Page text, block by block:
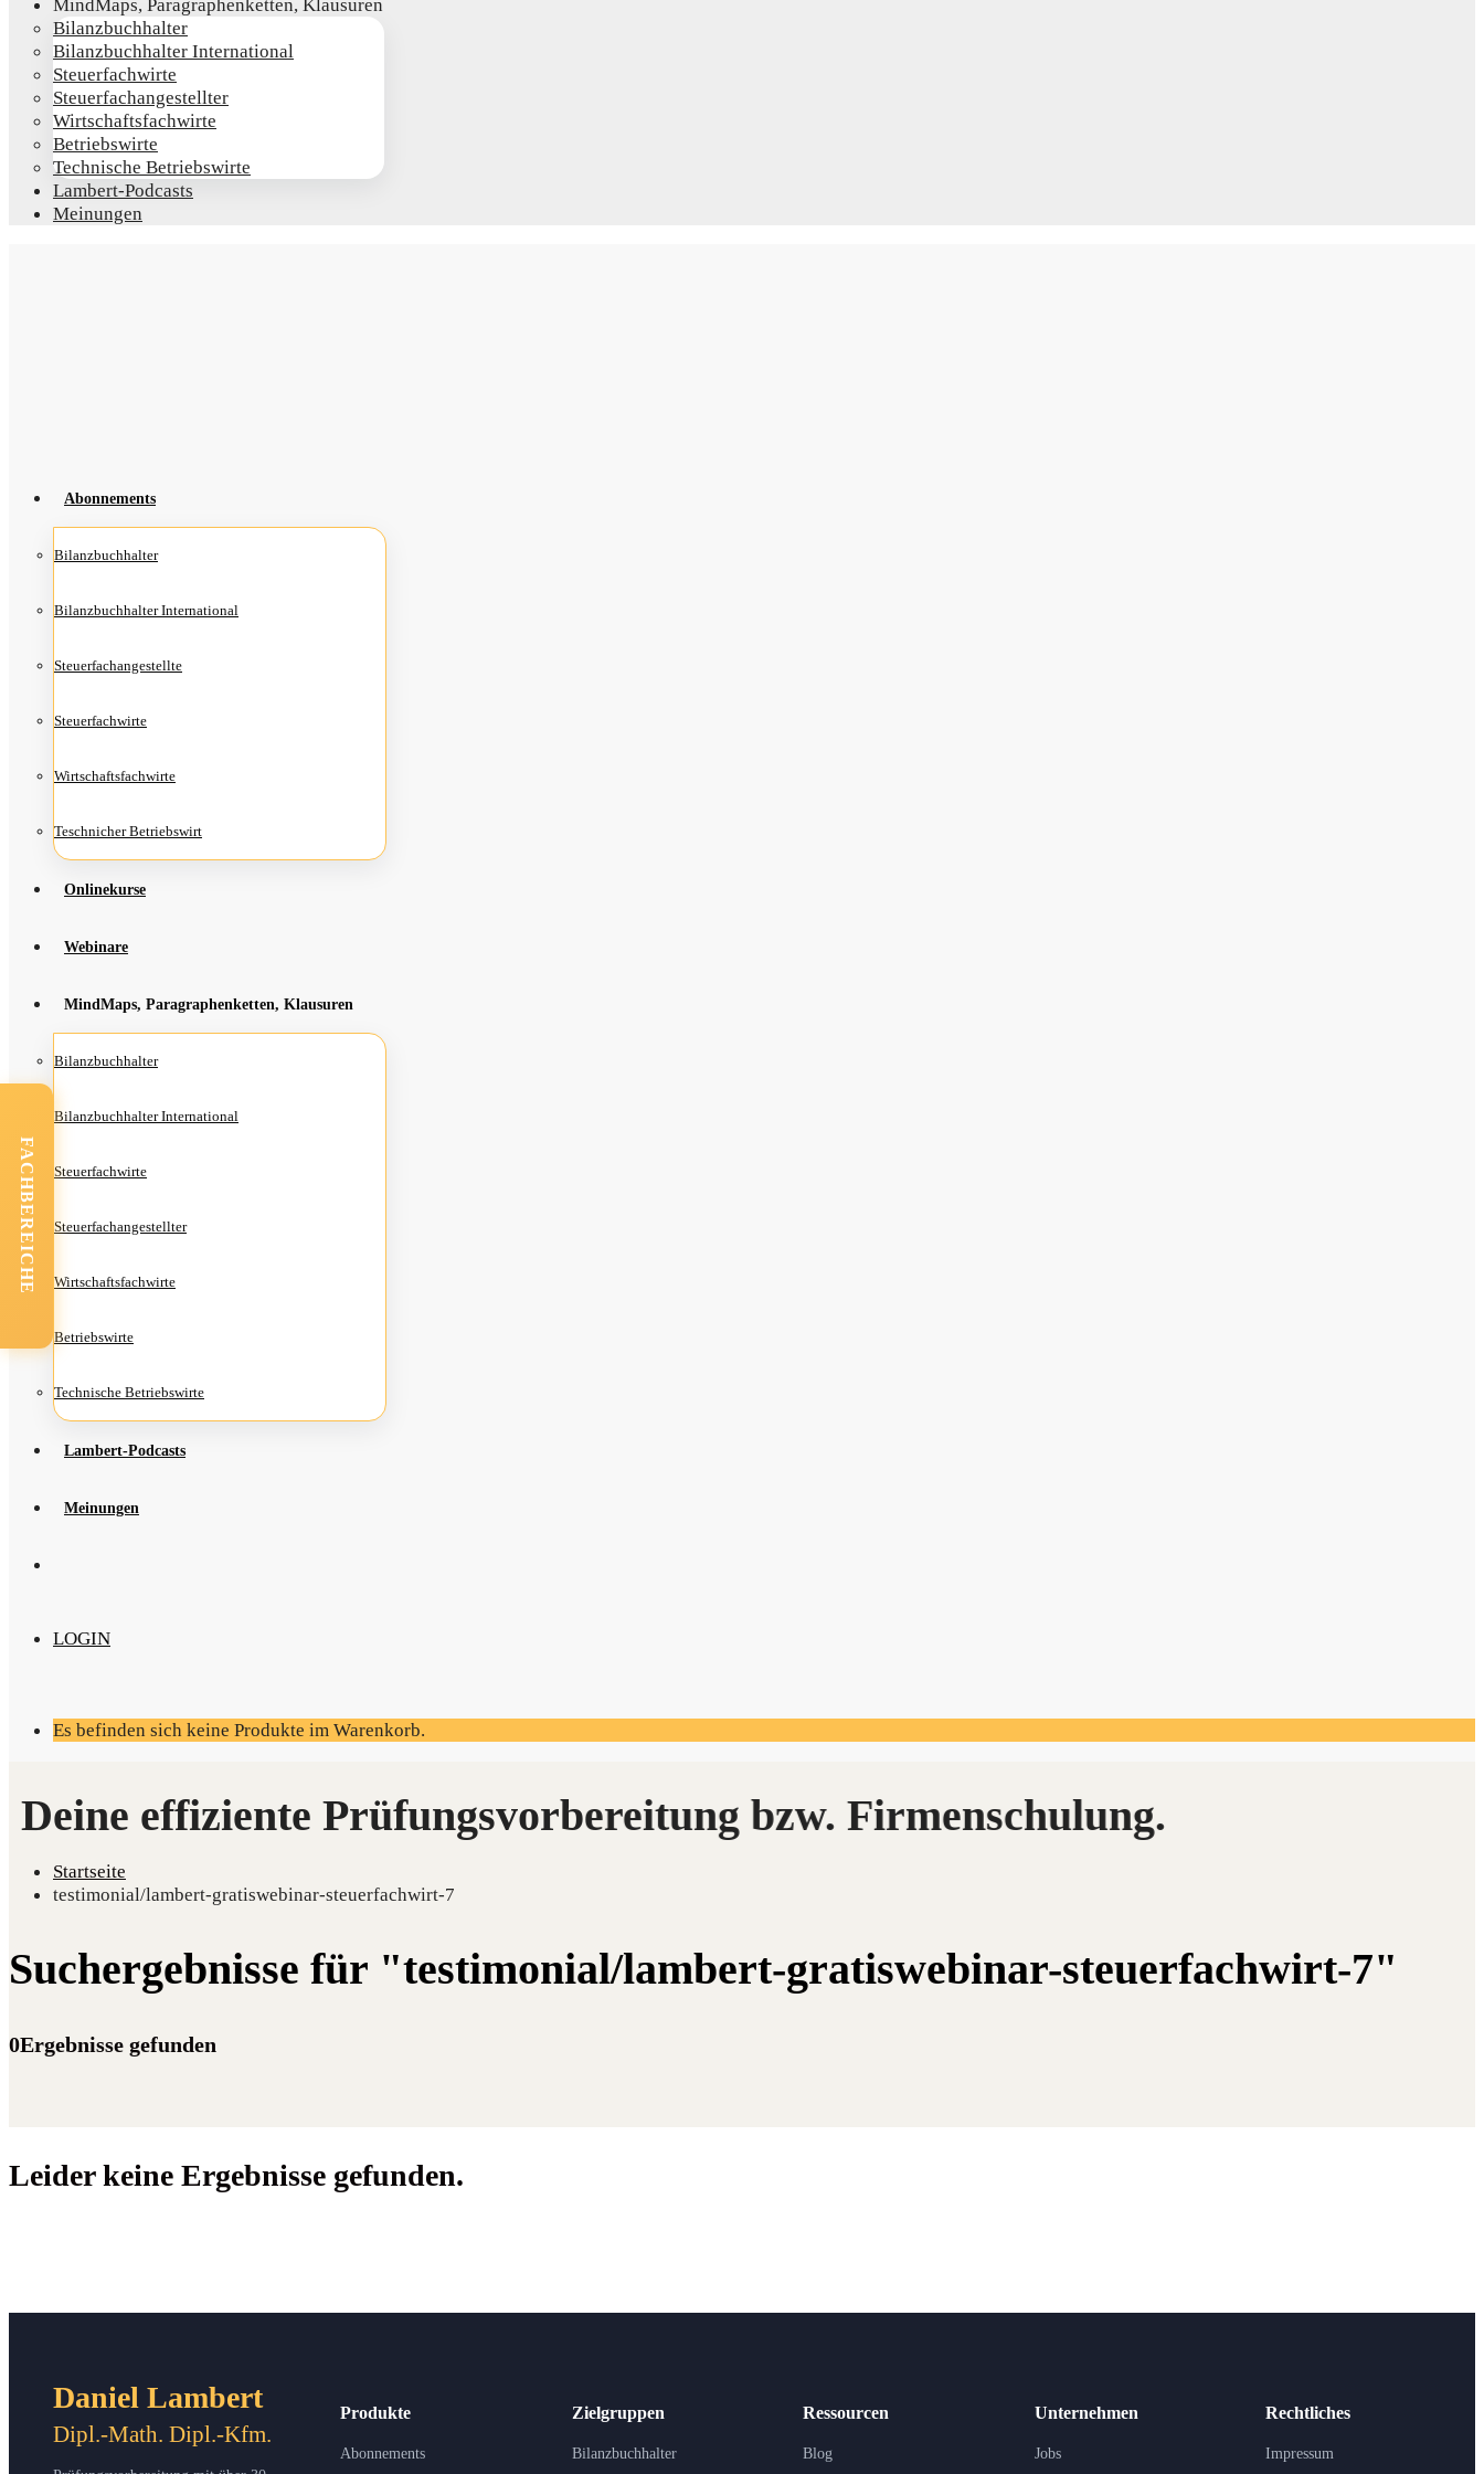
Mind­Maps, Para­gra­phen­ket­ten, Klausuren
Bilanz­buch­hal­ter
Bilanz­buch­hal­ter International
Steu­er­fach­wir­te
Steu­er­fach­an­ge­stell­ter
Wirt­schafts­fach­wir­te
Betriebs­wir­te
Tech­ni­sche Betriebswirte
Lam­­bert-Pod­­casts
Mei­nun­gen
Abon­ne­ments
Bilanz­buch­hal­ter
Bilanz­buch­hal­ter International
Steu­er­fach­an­ge­stell­te
Steu­er­fach­wir­te
Wirt­schafts­fach­wir­te
Teschni­cher Betriebswirt
Online­kur­se
Web­i­na­re
Mind­Maps, Para­gra­phen­ket­ten, Klausuren
Bilanz­buch­hal­ter
Bilanz­buch­hal­ter International
Steu­er­fach­wir­te
Steu­er­fach­an­ge­stell­ter
Wirt­schafts­fach­wir­te
Betriebs­wir­te
Tech­ni­sche Betriebswirte
Lam­­bert-Pod­­casts
Mei­nun­gen
LOGIN
Es befinden sich keine Produkte im Warenkorb.
Startseite
testimonial/lambert-gratiswebinar-steuerfachwirt-7
Suchergebnisse für "testimonial/lambert-gratiswebinar-steuerfachwirt-7"
0Ergebnisse gefunden
Leider keine Ergebnisse gefunden.
Daniel Lambert
Dipl.-Math. Dipl.-Kfm.
Produkte
Abonnements
Zielgruppen
Bilanzbuchhalter
Ressourcen
Blog
Unternehmen
Jobs
Rechtliches
Impressum
FACHBEREICHE